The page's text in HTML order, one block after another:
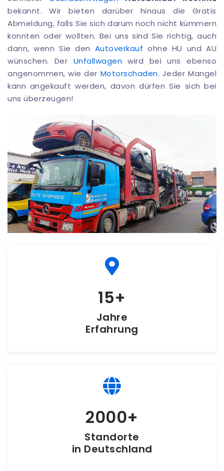
bekannt. Wir bieten darüber hinaus die Gratis
Abmeldung, falls Sie sich darum noch nicht kümmern
konnten oder wollten. Bei uns sind Sie richtig, auch
dann, wenn Sie den Autoverkauf ohne HU und AU
wünschen. Der Unfallwagen wird bei uns ebenso
angenommen, wie der Motorschaden. Jeder Mangel
kann angekauft werden, davon dürfen Sie sich bei
uns überzeugen!
15
Jahre
Erfahrung
2000
Standorte
in Deutschland